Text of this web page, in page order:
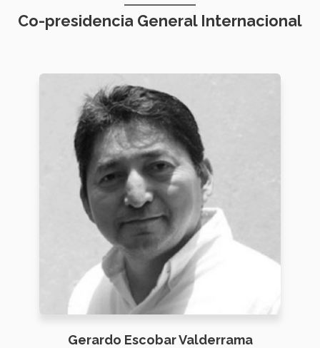
Co-presidencia General Internacional
Gerardo Escobar Valderrama